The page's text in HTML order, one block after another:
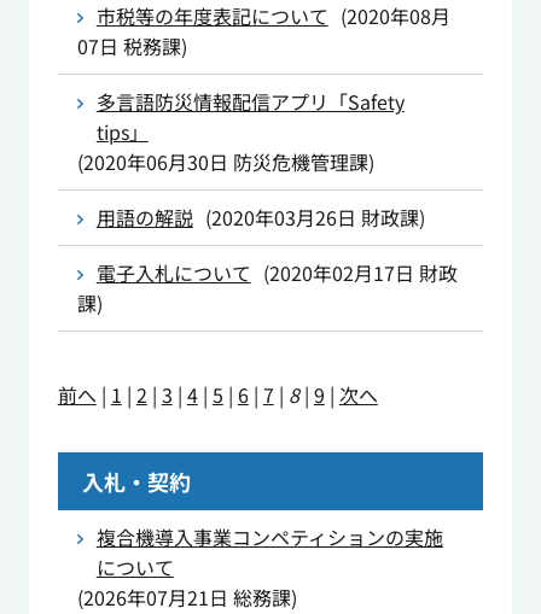
市税等の年度表記について (2020年08月
07日 税務課)
多言語防災情報配信アプリ「Safety
tips」
(2020年06月30日 防災危機管理課)
用語の解説 (2020年03月26日 財政課)
電子入札について (2020年02月17日 財政
課)
前へ | 1 | 2 | 3 | 4| 5 | 6| 7 | 8| 9 | 次へ
入札・契約
複合機導入事業コンペティションの実施
について
(2026年07月21日 総務課)